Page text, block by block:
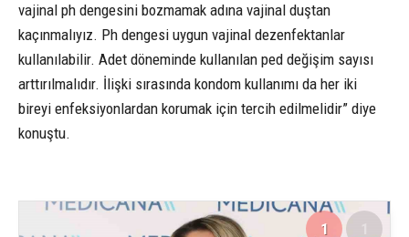
vajinal ph dengesini bozmamak adına vajinal duştan
kaçınmalıyız. Ph dengesi uygun vajinal dezenfektanlar
kullanılabilir. Adet döneminde kullanılan ped değişim sayısı
arttırılmalıdır. İlişki sırasında kondom kullanımı da her iki
bireyi enfeksiyonlardan korumak için tercih edilmelidir” diye
konuştu.
1